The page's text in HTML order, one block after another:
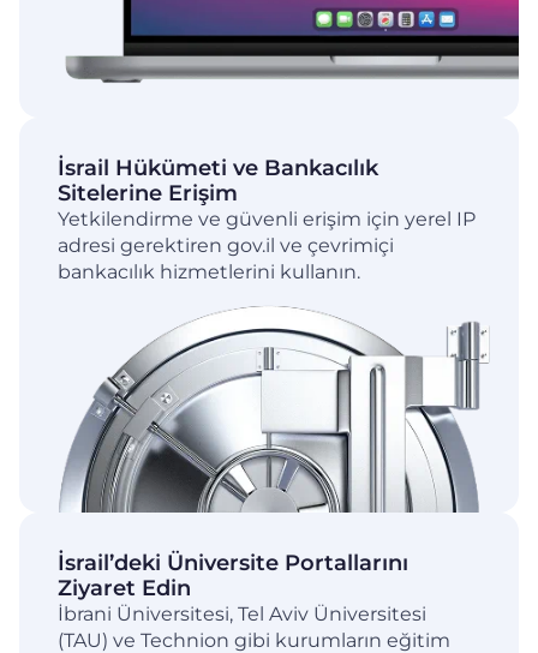
İsrail Hükümeti ve Bankacılık
Sitelerine Erişim
Yetkilendirme ve güvenli erişim için yerel IP
adresi gerektiren gov.il ve çevrimiçi
bankacılık hizmetlerini kullanın.
İsrail’deki Üniversite Portallarını
Ziyaret Edin
İbrani Üniversitesi, Tel Aviv Üniversitesi
(TAU) ve Technion gibi kurumların eğitim